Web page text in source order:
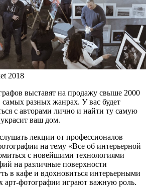
2018
выставят на продажу свыше 2000
разных жанрах. У вас будет
с авторами лично и найти ту самую
ваш дом.
лекции от профессионалов
на тему «Все об интерьерной
с новейшими технологиями
на различные поверхности
в кафе и вдохновиться интерьерными
арт-фотографии играют важную роль.